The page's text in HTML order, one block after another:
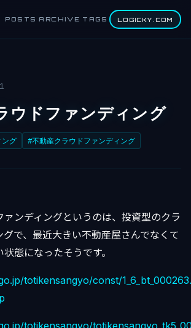
POSTS ARCHIVE TAGS LOGICKY.COM
ウドファンディング
グ #不動産クラウドファンディング
ァンディングというのは、投資型のクラ
グで、最近大きい不動産屋さんでなくて
態になったそうです。
totikensangyo/const/
totikensangyo/